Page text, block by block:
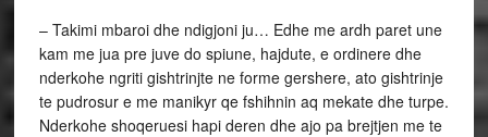
– Takimi mbaroi dhe ndigjoni ju… Edhe me ardh paret une
kam me jua pre juve do spiune, hajdute, e ordinere dhe
nderkohe ngriti gishtrinjte ne forme gershere, ato gishtrinje
te pudrosur e me manikyr qe fshihnin aq mekate dhe turpe.
Nderkohe shoqeruesi hapi deren dhe ajo pa brejtjen me te